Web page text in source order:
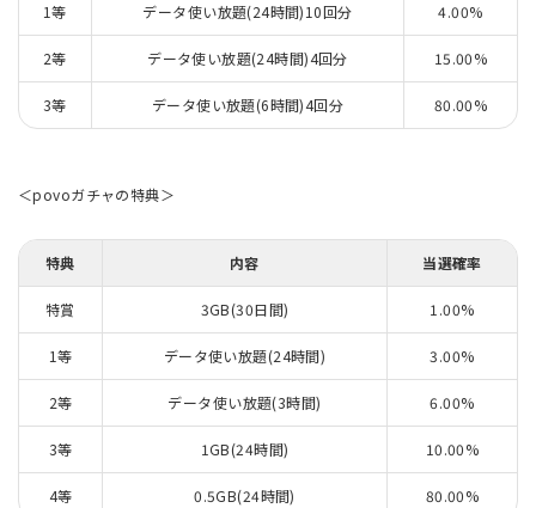
1等 データ使い放題(24時間)10回分 4.00%
2等 データ使い放題(24時間)4回分 15.00%
3等 データ使い放題(6時間)4回分 80.00%
＜povoガチャの特典＞
特典 内容 当選確率
特賞 3GB(30日間) 1.00%
1等 データ使い放題(24時間) 3.00%
2等 データ使い放題(3時間) 6.00%
3等 1GB(24時間) 10.00%
4等 0.5GB(24時間) 80.00%